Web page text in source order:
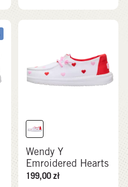
Wendy Y
Emroidered Hearts
199,00zł